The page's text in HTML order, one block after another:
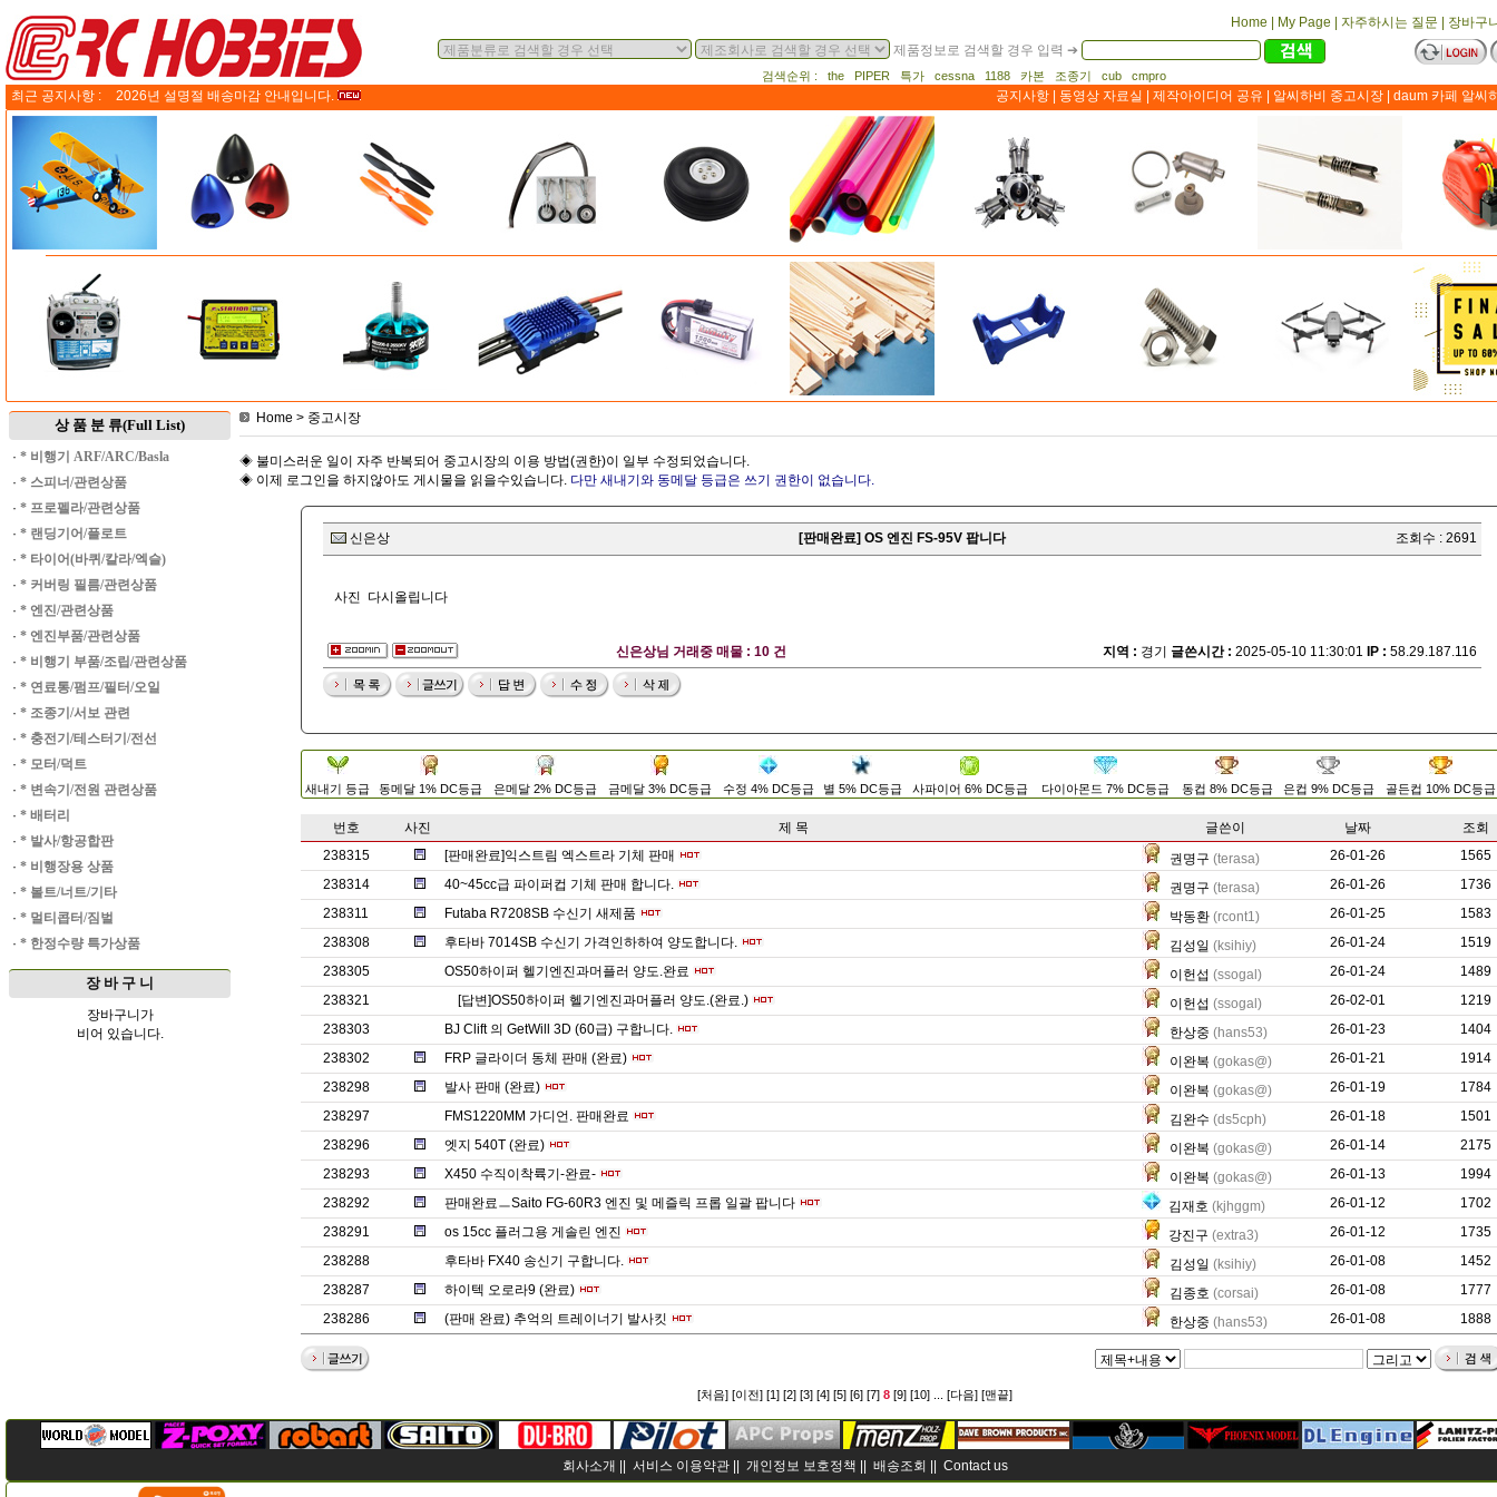
Home My Page 자주하시는 질문
장바구
제품정보로 검색할 경우 입력 ➔
검색순위 : the PIPER 특가 cessna 1188 카본 조종기 cub cmpro
최근 공지사항 : 2026년 설명절 배송마감 안내입니다. 공지사항 동영상 자료실 제작아이디어 공유 알씨하비 중고시장 daum 카페 알씨
상 품 분 류(Full List)
· * 비행기 ARF/ARC/Basla
· * 스피너/관련상품
· * 프로펠라/관련상품
· * 랜딩기어/플로트
· * 타이어(바퀴/칼라/엑슬)
· * 커버링 필름/관련상품
· * 엔진/관련상품
· * 엔진부품/관련상품
· * 비행기 부품/조립/관련상품
· * 연료통/펌프/필터/오일
· * 조종기/서보 관련
· * 충전기/테스터기/전선
· * 모터/덕트
· * 변속기/전원 관련상품
· * 배터리
· * 발사/항공합판
· * 비행장용 상품
· * 볼트/너트/기타
· * 멀티콥터/짐벌
· * 한정수량 특가상품
장 바 구 니
장바구니가
비어 있습니다.
Home > 중고시장
◈ 불미스러운 일이 자주 반복되어 중고시장의 이용 방법(권한)이 일부 수정되었습니다.
◈ 이제 로그인을 하지않아도 게시물을 읽을수있습니다. 다만 새내기와 동메달 등급은 쓰기 권한이 없습니다.
신은상 [판매완료] OS 엔진 FS-95V 팝니다 조회수 : 2691
사진 다시올립니다
신은상님 거래중 매물 : 10 건 지역 : 경기 글쓴시간 : 2025-05-10 11:30:01 IP : 58.29.187.116
새내기 등급 동메달 1% DC등급 은메달 2% DC등급 금메달 3% DC등급 수정 4% DC등급 별 5% DC등급 사파이어 6% DC등급 다이아몬드 7% DC등급 동컵 8% DC등급 은컵 9% DC등급 골든컵 10% DC등급
번호 사진 제 목 글쓴이 날짜
조회
238315
[판매완료]익스트림 엑스트라 기체 판매 권명구 (terasa) 26-01-26
1565
238314
40~45cc급 파이퍼컵 기체 판매 합니다. 권명구 (terasa) 26-01-26
1736
238311
Futaba R7208SB 수신기 새제품 박동환 (rcont1) 26-01-25
1583
238308
후타바 7014SB 수신기 가격인하하여 양도합니다. 김성일 (ksihiy) 26-01-24
1519
238305
OS50하이퍼 헬기엔진과머플러 양도.완료 이헌섭 (ssogal) 26-01-24
1489
238321
[답변]OS50하이퍼 헬기엔진과머플러 양도.(완료.) 이헌섭 (ssogal) 26-02-01
1219
238303
BJ Clift 의 GetWill 3D (60급) 구합니다. 한상중 (hans53) 26-01-23
1404
238302
FRP 글라이더 동체 판매 (완료) 이완복 (gokas@) 26-01-21
1914
238298
발사 판매 (완료) 이완복 (gokas@) 26-01-19
1784
238297
FMS1220MM 가디언. 판매완료 김완수 (ds5cph) 26-01-18
1501
238296
엣지 540T (완료) 이완복 (gokas@) 26-01-14
2175
238293
X450 수직이착륙기-완료- 이완복 (gokas@) 26-01-13
1994
238292
판매완료ㅡSaito FG-60R3 엔진 및 메즐릭 프롭 일괄 팝니다 김재호 (kjhggm) 26-01-12
1702
238291
os 15cc 플러그용 게솔린 엔진 강진구 (extra3) 26-01-12
1735
238288
후타바 FX40 송신기 구합니다. 김성일 (ksihiy) 26-01-08
1452
238287
하이텍 오로라9 (완료) 김종호 (corsai) 26-01-08
1777
238286
(판매 완료) 추억의 트레이너기 발사킷 한상중 (hans53) 26-01-08 1888
[처음] [이전] [1] [2] [3] [4] [5] [6] [7] 8 [9] [10] [다음] [맨끝]
회사소개 || 서비스 이용약관 || 개인정보 보호정책 || 배송조회 || Contact us